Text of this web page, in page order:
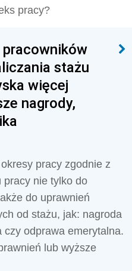
pracy?
pracowników
stażu
więcej
nagrody,
pracy zgodnie z
pracy nie tylko do
do uprawnień
od stażu, jak: nagroda
odprawa emerytalna.
lub wyższe